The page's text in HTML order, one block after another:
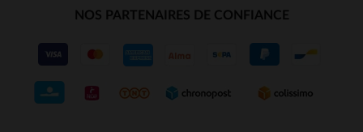
NOS PARTENAIRES DE CONFIANCE